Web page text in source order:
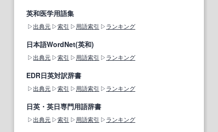
英和医学用語集
出典元 索引 用語索引 ランキング
日本語WordNet(英和)
出典元 索引 用語索引 ランキング
EDR日英対訳辞書
出典元 索引 用語索引 ランキング
日英・英日専門用語辞書
出典元 索引 用語索引 ランキング